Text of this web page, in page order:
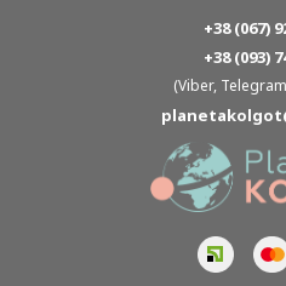
+38 (067)
+38 (093)
(Viber,